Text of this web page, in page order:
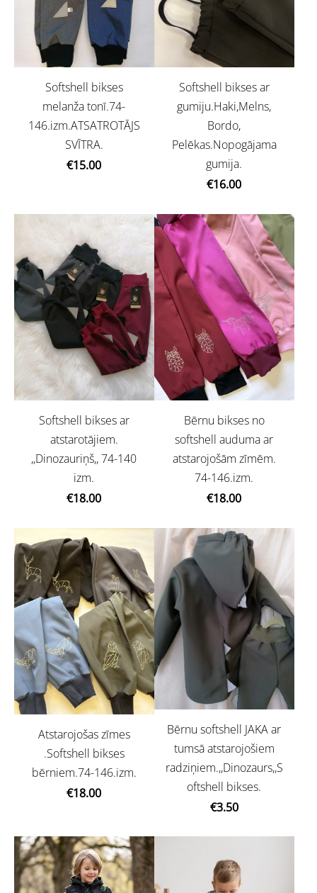
Softshell bikses
melanža tonī.74-
146.izm.ATSATROTĀJS
SVĪTRA.
€15.00
Softshell bikses ar
gumiju.Haki,Melns,
Bordo,
Pelēkas.Nopogājama
gumija.
€16.00
Softshell bikses ar
atstarotājiem.
,,Dinozauriņš,, 74-140
izm.
€18.00
Bērnu bikses no
softshell auduma ar
atstarojošām zīmēm.
74-146.izm.
€18.00
Atstarojošas zīmes
.Softshell bikses
bērniem.74-146.izm.
€18.00
Bērnu softshell JAKA ar
tumsā atstarojošiem
radziņiem.,,Dinozaurs,,S
oftshell bikses.
€3.50